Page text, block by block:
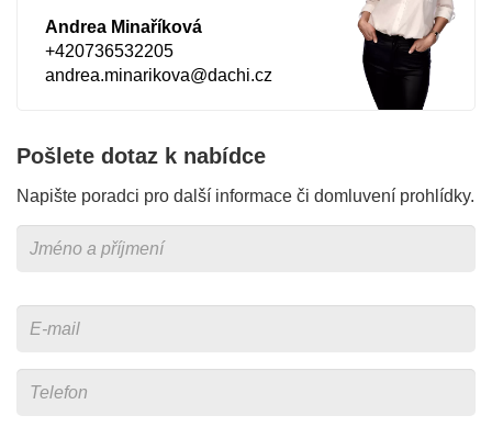
Andrea Minaříková
+420736532205
andrea.minarikova@dachi.cz
Pošlete dotaz k nabídce
Napište poradci pro další informace či domluvení prohlídky.